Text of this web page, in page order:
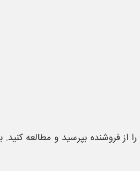
از فروشنده بپرسید و مطالعه